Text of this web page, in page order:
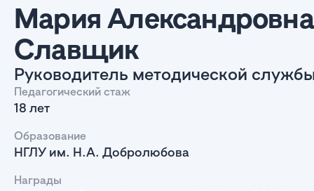
Мария Александровна
Славщик
Руководитель методической
Педагогический стаж
18 лет
Образование
НГЛУ им. Н.А. Добролюбова
Награды